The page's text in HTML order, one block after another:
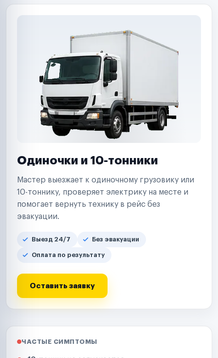
Одиночки и 10-тонники
Мастер выезжает к одиночному грузовику или
10-тоннику, проверяет электрику на месте и
помогает вернуть технику в рейс без
эвакуации.
Выезд 24/7 Без эвакуации
Оплата по результату
Оставить заявку
ЧАСТЫЕ СИМПТОМЫ